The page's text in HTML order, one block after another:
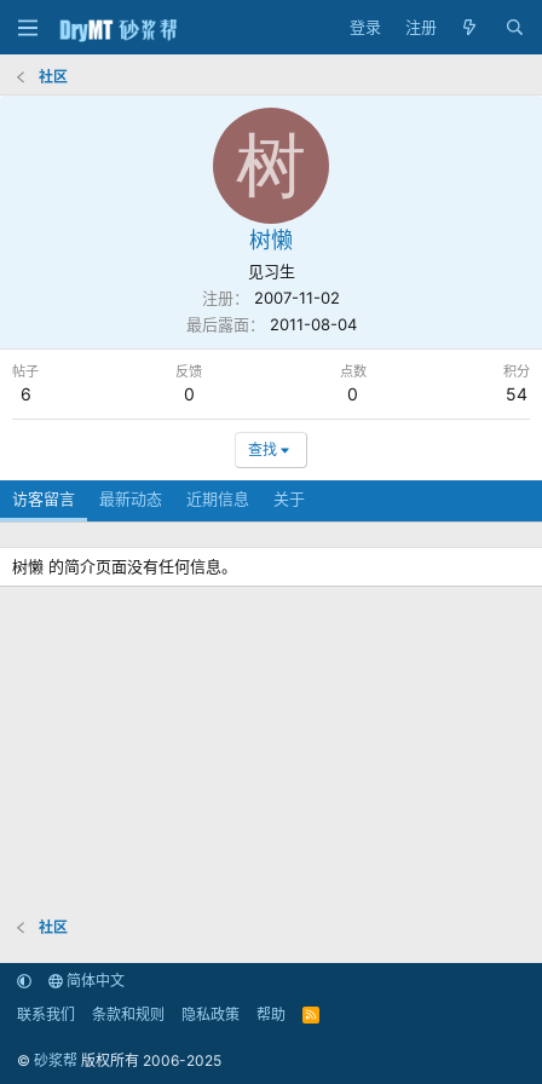
登录 注册
社区
树
树懒
见习生
注册
2007-11-02
最后露面
2011-08-04
帖子
6
反馈
0
点数
0
积分
54
查找
访客留言 最新动态 近期信息 关于
树懒 的简介页面没有任何信息。
社区
简体中文
联系我们
条款和规则 隐私政策 帮助
R
© 砂浆帮 版权所有 2006-2025